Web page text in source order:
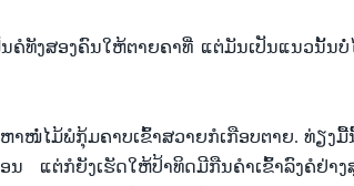
ຄໍທັງສອງຄົນໃຫ້ຕາຍຄາທີ່ ແຕ່ມັນເປັນແນວນັ້ນບໍ່
ຫາໜໍ່ໄມ້ພໍກຸ້ມຄາບເຂົ້າສວາຍກໍເກືອບຕາຍ. ທ່ຽງມື້
ອນ ແຕ່ກໍຍັງເຮັດໃຫ້ປ້າທິດມີກືນຄຳເຂົ້າລົງຄໍຢ່າງ